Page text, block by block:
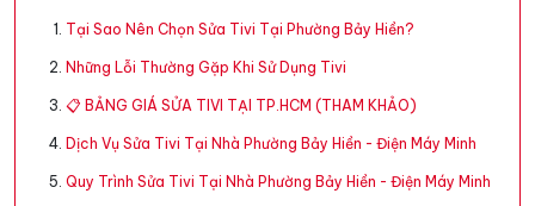
Tại Sao Nên Chọn Sửa Tivi Tại Phường Bảy Hiền?
Những Lỗi Thường Gặp Khi Sử Dụng Tivi
📋 BẢNG GIÁ SỬA TIVI TẠI TP.HCM (THAM KHẢO)
Dịch Vụ Sửa Tivi Tại Nhà Phường Bảy Hiền - Điện Máy Minh
Quy Trình Sửa Tivi Tại Nhà Phường Bảy Hiền - Điện Máy Minh